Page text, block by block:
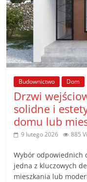
Budownictwo Dom
Drzwi
solidne i
domu lub
9 lutego 2026 885
Wybór odpowiednich
jedna z kluczowych
mieszkania lub